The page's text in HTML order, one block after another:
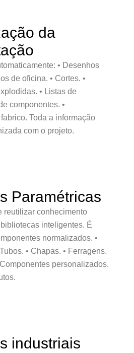
da
• Desenhos
de oficina. • Cortes. •
• Listas de
componentes. •
Toda a informação
com o projeto.
Paramétricas
reutilizar conhecimento
inteligentes. É
normalizados. •
• Chapas. • Ferragens.
personalizados.
industriais